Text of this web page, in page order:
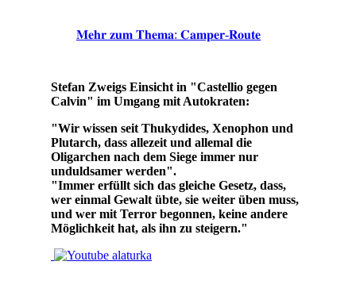
𝐌𝐞𝐡𝐫 𝐳𝐮𝐦 𝐓𝐡𝐞𝐦𝐚: 𝐂𝐚𝐦𝐩𝐞𝐫-𝐑𝐨𝐮𝐭𝐞
Stefan Zweigs Einsicht in "Castellio gegen
Calvin" im Umgang mit Autokraten:
"Wir wissen seit Thukydides, Xenophon und
Plutarch, dass allezeit und allemal die
Oligarchen nach dem Siege immer nur
unduldsamer werden".
"Immer erfüllt sich das gleiche Gesetz, dass,
wer einmal Gewalt übte, sie weiter üben muss,
und wer mit Terror begonnen, keine andere
Möglichkeit hat, als ihn zu steigern."